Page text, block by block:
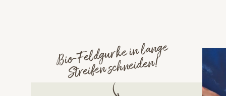
Bio-Feldgurke in lange
Streifen schneiden!